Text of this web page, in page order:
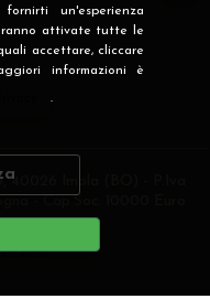
un'esperienza
attivate tutte le
accettare, cliccare
informazioni è
.
40026 Imola (BO) - P.Iva
WEB